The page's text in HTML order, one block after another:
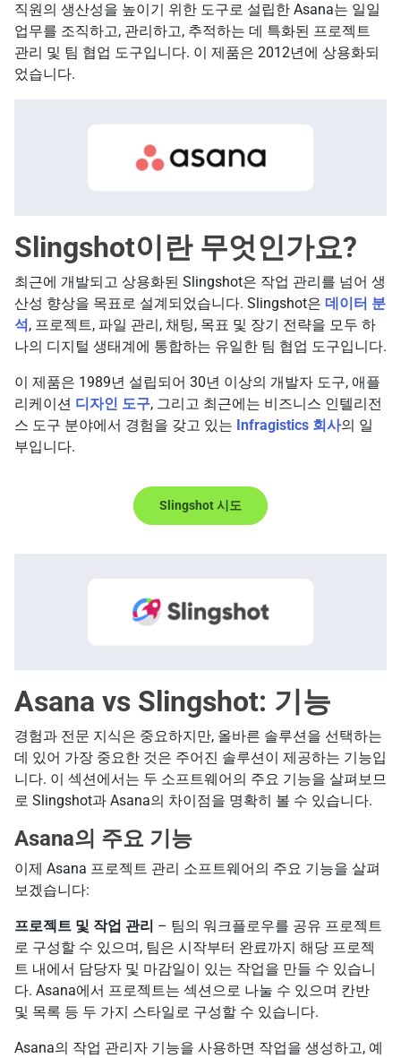
직원의 생산성을 높이기 위한 도구로 설립한 Asana는 일일
업무를 조직하고, 관리하고, 추적하는 데 특화된 프로젝트
관리 및 팀 협업 도구입니다. 이 제품은 2012년에 상용화되
었습니다.
Slingshot이란 무엇인가요?
최근에 개발되고 상용화된 Slingshot은 작업 관리를 넘어 생
산성 향상을 목표로 설계되었습니다. Slingshot은 데이터 분
석 , 프로젝트, 파일 관리, 채팅, 목표 및 장기 전략을 모두 하
나의 디지털 생태계에 통합하는 유일한 팀 협업 도구입니다.
이 제품은 1989년 설립되어 30년 이상의 개발자 도구, 애플
리케이션 디자인 도구, 그리고 최근에는 비즈니스 인텔리전
스 도구 분야에서 경험을 갖고 있는 Infragistics 회사의 일
부입니다.
Slingshot 시도
Asana vs Slingshot: 기능
경험과 전문 지식은 중요하지만, 올바른 솔루션을 선택하는
데 있어 가장 중요한 것은 주어진 솔루션이 제공하는 기능입
니다. 이 섹션에서는 두 소프트웨어의 주요 기능을 살펴보므
로 Slingshot과 Asana의 차이점을 명확히 볼 수 있습니다.
Asana의 주요 기능
이제 Asana 프로젝트 관리 소프트웨어의 주요 기능을 살펴
보겠습니다:
프로젝트 및 작업 관리 – 팀의 워크플로우를 공유 프로젝트
로 구성할 수 있으며, 팀은 시작부터 완료까지 해당 프로젝
트 내에서 담당자 및 마감일이 있는 작업을 만들 수 있습니
다. Asana에서 프로젝트는 섹션으로 나눌 수 있으며 칸반
및 목록 등 두 가지 스타일로 구성할 수 있습니다.
Asana의 작업 관리자 기능을 사용하면 작업을 생성하고, 예